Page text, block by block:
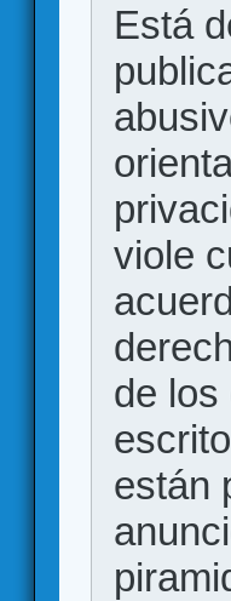
Está
viole
de los
están